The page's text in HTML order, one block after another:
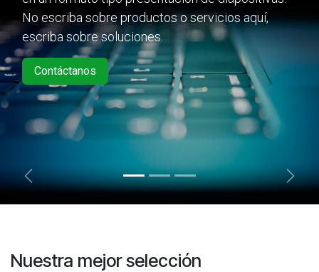
No escriba sobre productos o servicios aquí,
escriba sobre soluciones.
Contáctanos
Anterior
Nuestra mejor selección